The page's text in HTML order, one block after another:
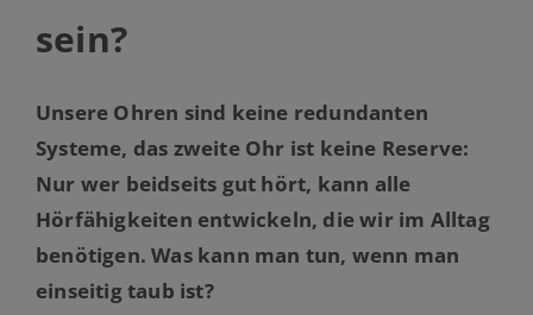
sein?
Unsere Ohren sind keine redundanten
Systeme, das zweite Ohr ist keine Reserve:
Nur wer beidseits gut hört, kann alle
Hörfähigkeiten entwickeln, die wir im Alltag
benötigen. Was kann man tun, wenn man
einseitig taub ist?